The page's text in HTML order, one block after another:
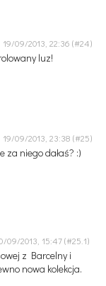
19/09/2013, 22:36
luz!
19/09/2013, 23:38
za niego dałaś? :)
09/2013, 15:47
z Barcelny i
nowa kolekcja.